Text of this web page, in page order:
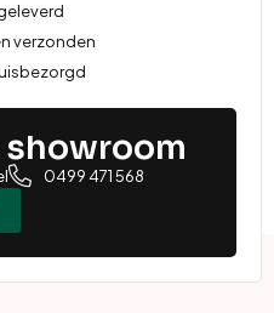
verzonden
showroom
0499 471 568